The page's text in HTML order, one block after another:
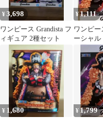
¥3,698
ワンピース Grandista フ
ィギュア 2種セット
¥1,111
ワンピー
ーシャル
チ フィ
¥ 1,680 ¥ 1,799